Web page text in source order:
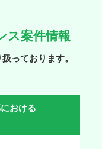
ス案件情報
っております。
おける